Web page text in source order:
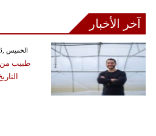
آخر الأخبار
GMT 12:56 2026 الخميس ,06 آب / أغسطس
طبيب